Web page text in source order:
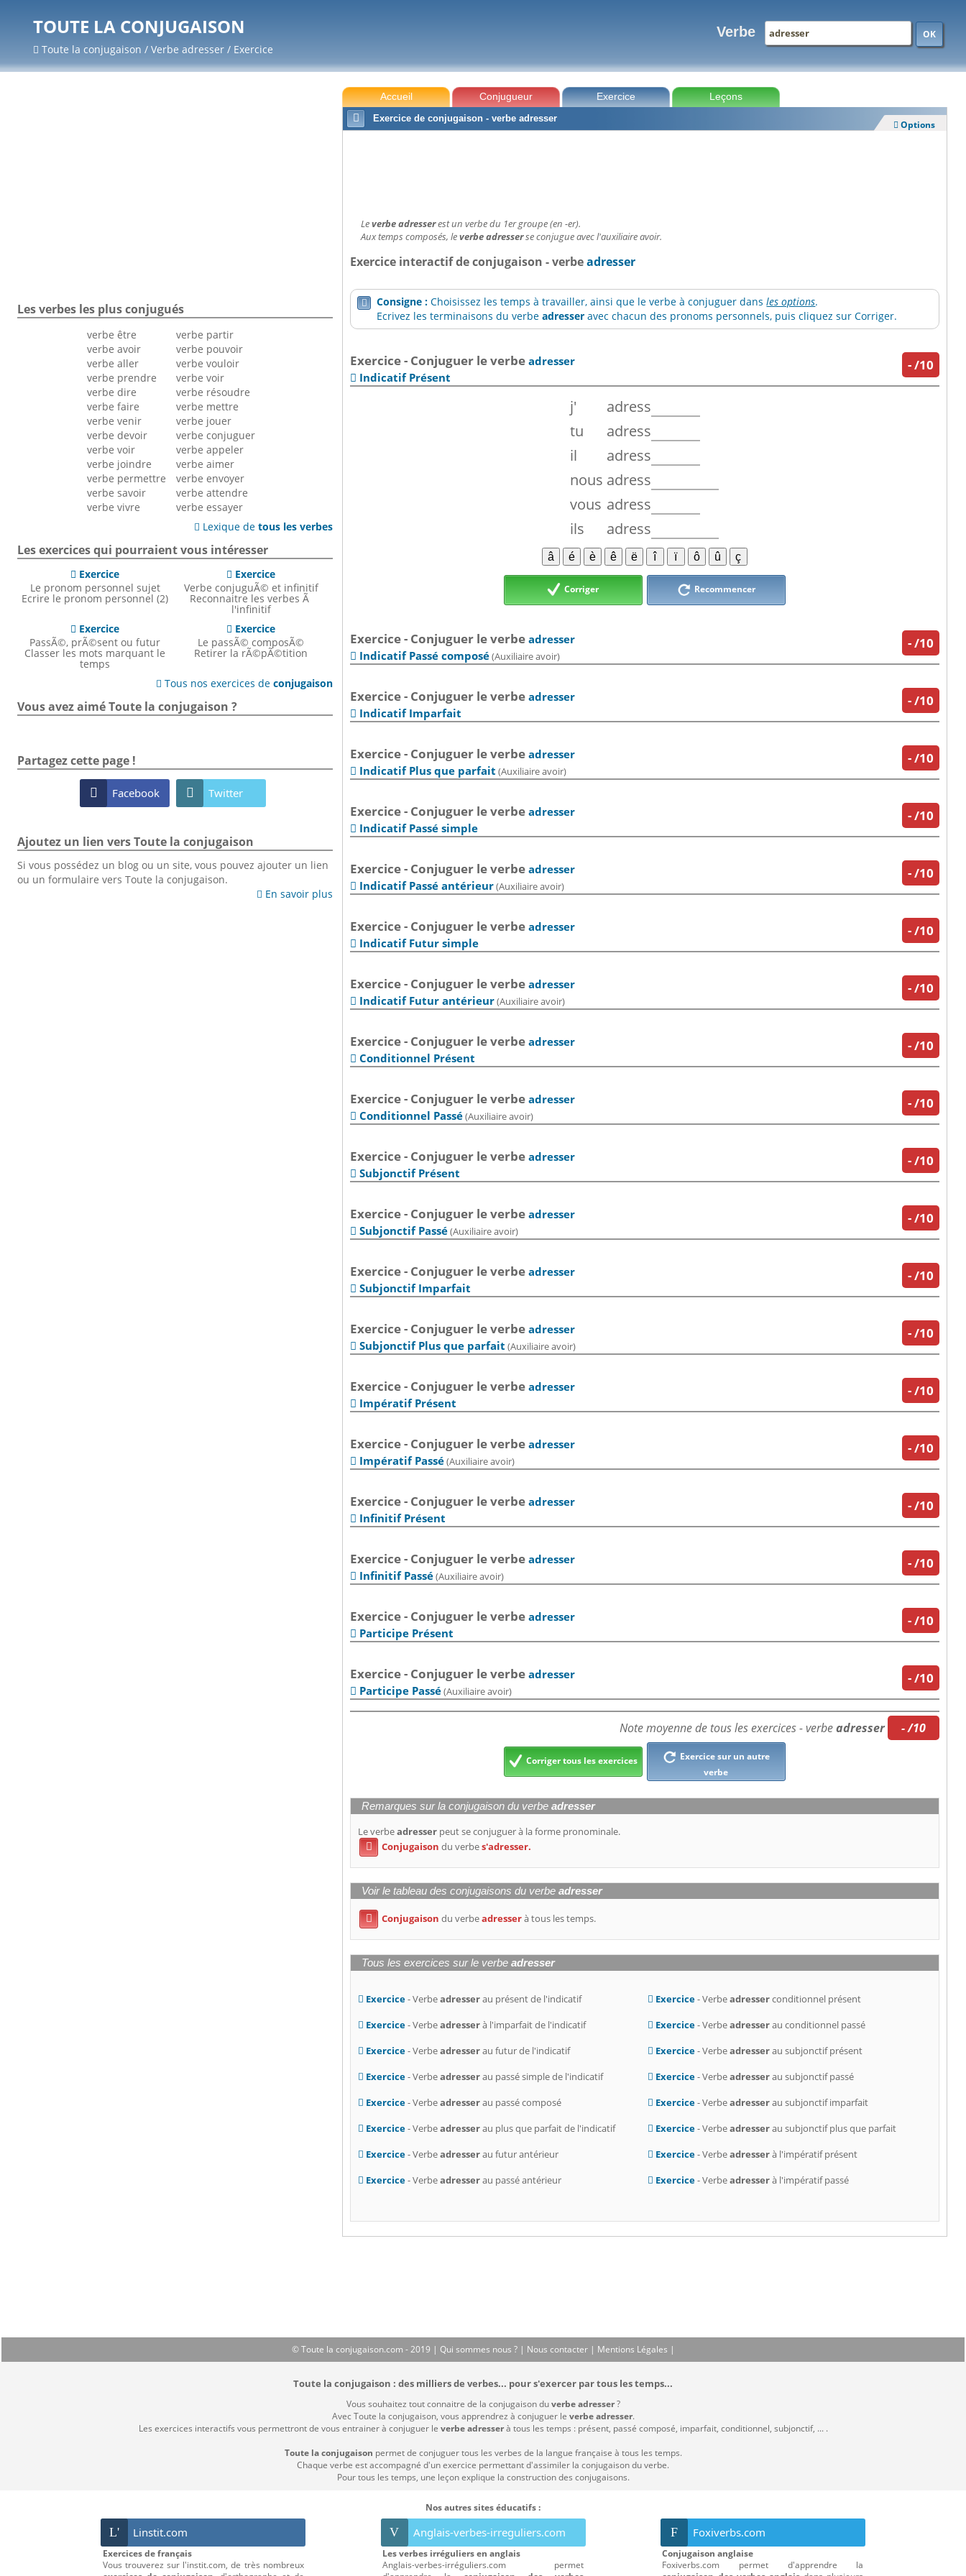
TOUTE LA CONJUGAISON
Toute la conjugaison / Verbe adresser / Exercice
Verbe OK
Accueil Conjugueur Exercice
Leçons

Exercice de conjugaison - verbe adresser
 Options
Leverbe adresserest un verbe du 1er groupe (en -er).
Aux temps composés, leverbe adresserse conjugue avec l'auxiliaire avoir.
Exercice interactif de conjugaison - verbeadresser
 Consigne :Choisissez les temps à travailler, ainsi que le verbe à conjuguer dansles options.
Ecrivez les terminaisons du verbeadresser avec chacun des pronoms personnels, puis cliquez sur Corriger.
-/10
Exercice - Conjuguer le verbeadresser
 Indicatif Présent
j'
adress
tu
adress
il
adress
nous adress
vous adress
ils
adress
Corriger Recommencer
-/10
Exercice - Conjuguer le verbeadresser
 Indicatif Passé composé(Auxiliaire avoir)
-/10
Exercice - Conjuguer le verbeadresser
 Indicatif Imparfait
-/10
Exercice - Conjuguer le verbeadresser
 Indicatif Plus que parfait (Auxiliaire avoir)
-/10
Exercice - Conjuguer le verbeadresser
 Indicatif Passé simple
-/10
Exercice - Conjuguer le verbeadresser
 Indicatif Passé antérieur(Auxiliaire avoir)
-/10
Exercice - Conjuguer le verbeadresser
 Indicatif Futur simple
-/10
Exercice - Conjuguer le verbeadresser
 Indicatif Futur antérieur(Auxiliaire avoir)
-/10
Exercice - Conjuguer le verbeadresser
Conditionnel Présent
-/10
Exercice - Conjuguer le verbeadresser
Conditionnel Passé(Auxiliaire avoir)
-/10
Exercice - Conjuguer le verbeadresser
Subjonctif Présent
-/10
Exercice - Conjuguer le verbeadresser
Subjonctif Passé(Auxiliaire avoir)
-/10
Exercice - Conjuguer le verbeadresser
Subjonctif Imparfait
-/10
Exercice - Conjuguer le verbeadresser
Subjonctif Plus que parfait (Auxiliaire avoir)
-/10
Exercice - Conjuguer le verbeadresser
 Impératif Présent
-/10
Exercice - Conjuguer le verbeadresser
 Impératif Passé(Auxiliaire avoir)
-/10
Exercice - Conjuguer le verbeadresser
 Infinitif Présent
-/10
Exercice - Conjuguer le verbeadresser
 Infinitif Passé(Auxiliaire avoir)
-/10
Exercice - Conjuguer le verbeadresser
 Participe Présent
-/10
Exercice - Conjuguer le verbeadresser
 Participe Passé(Auxiliaire avoir)
Note moyenne de tous les exercices - verbeadresser - /10
Corriger tous les exercices
Exercice sur un autre
verbe
Remarques sur la conjugaison du verbeadresser
Le verbeadresser peut se conjuguer à la forme pronominale.
 Conjugaison du verbes'adresser.
Voir le tableau des conjugaisons du verbeadresser
 Conjugaison du verbeadresserà tous les temps.
Tous les exercices sur le verbeadresser
Exercice- Verbeadresserau présent de l'indicatif
Exercice- Verbeadresserà l'imparfait de l'indicatif
Exercice- Verbeadresserau futur de l'indicatif
Exercice- Verbeadresserau passé simple de l'indicatif
Exercice- Verbeadresserau passé composé
Exercice- Verbeadresserau plus que parfait de l'indicatif
Exercice- Verbeadresserau futur antérieur
Exercice- Verbeadresserau passé antérieur
Exercice- Verbeadresserconditionnel présent
Exercice- Verbeadresserau conditionnel passé
Exercice- Verbeadresserau subjonctif présent
Exercice- Verbeadresserau subjonctif passé
Exercice- Verbeadresserau subjonctif imparfait
Exercice- Verbeadresserau subjonctif plus que parfait
Exercice- Verbeadresserà l'impératif présent
Exercice- Verbeadresserà l'impératif passé
Les verbes les plus conjugués
verbe être
verbe avoir
verbe aller
verbe prendre
verbe dire
verbe faire
verbe venir
verbe devoir
verbe voir
verbe joindre
verbe permettre
verbe savoir
verbe vivre
verbe partir
verbe pouvoir
verbe vouloir
verbe voir
verbe résoudre
verbe mettre
verbe jouer
verbe conjuguer
verbe appeler
verbe aimer
verbe envoyer
verbe attendre
verbe essayer
 Lexique detous les verbes
Les exercices qui pourraient vous intéresser
 Exercice
Le pronom personnel sujet
Ecrire le pronom personnel (2)
 Exercice
Verbe conjuguÃ© et infinitif
Reconnaitre les verbes Ã
l'infinitif
 Exercice
PassÃ©, prÃ©sent ou futur
Classer les mots marquant le
temps
 Exercice
Le passÃ© composÃ©
Retirer la rÃ©pÃ©tition
 Tous nos exercices deconjugaison
Vous avez aimé Toute la conjugaison ?
Partagez cette page !
 Facebook  Twitter
Ajoutez un lien vers Toute la conjugaison
Si vous possédez un blog ou un site, vous pouvez ajouter un lien
ou un formulaire vers Toute la conjugaison.
 En savoir plus
© Toute la conjugaison.com - 2019 | Qui sommes nous ? | Nous contacter | Mentions Légales |
Toute la conjugaison : des milliers de verbes... pour s'exercer par tous les temps...
Vous souhaitez tout connaitre de la conjugaison duverbe adresser?
Avec Toute la conjugaison, vous apprendrez à conjuguer le verbe adresser.
Les exercices interactifs vous permettront de vous entrainer à conjuguer le verbe adresserà tous les temps : présent, passé composé, imparfait, conditionnel, subjonctif, ... .
Toute la conjugaison permet de conjuguer tous les verbes de la langue française à tous les temps.
Chaque verbe est accompagné d'un exercice permettant d'assimiler la conjugaison du verbe.
Pour tous les temps, une leçon explique la construction des conjugaisons.
Nos autres sites éducatifs :
L' Linstit.com
Exercices de français
Vous trouverez sur l'instit.com, de très nombreux
V Anglais-verbes-irreguliers.com
Les verbes irréguliers en anglais
Anglais-verbes-irréguliers.com permet
F Foxiverbs.com
Conjugaison anglaise
Foxiverbs.com permet d'apprendre la